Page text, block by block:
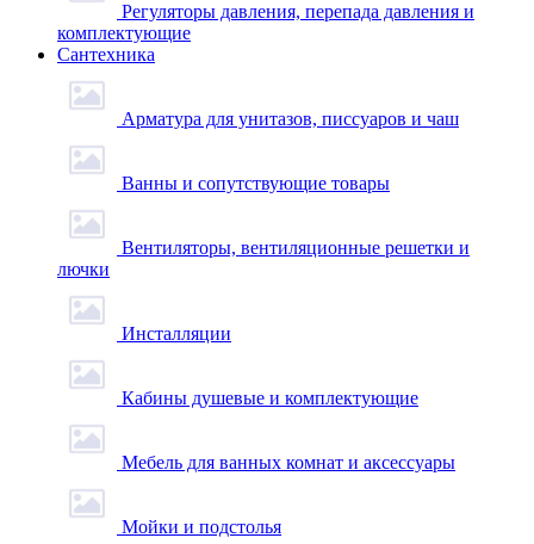
Регуляторы давления, перепада давления и
комплектующие
Сантехника
Арматура для унитазов, писсуаров и чаш
Ванны и сопутствующие товары
Вентиляторы, вентиляционные решетки и
лючки
Инсталляции
Кабины душевые и комплектующие
Мебель для ванных комнат и аксессуары
Мойки и подстолья